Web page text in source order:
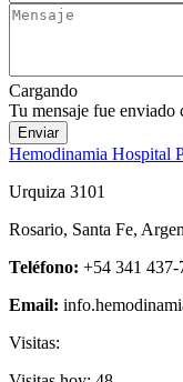
Cargando
Tu mensaje fue enviado
Enviar
Hemodinamia Hospital
Urquiza 3101
Rosario, Santa Fe,
Teléfono: +54 341 437-
Email:
Visitas: